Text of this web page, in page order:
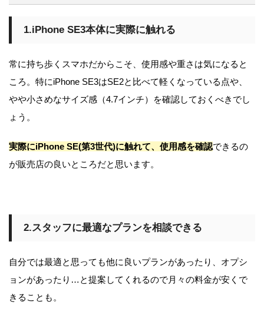
1.iPhone SE3本体に実際に触れる
常に持ち歩くスマホだからこそ、使用感や重さは気になると
ころ。特にiPhone SE3はSE2と比べて軽くなっている点や、
やや小さめなサイズ感（4.7インチ）を確認しておくべきでし
ょう。
実際にiPhone SE(第3世代)に触れて、使用感を確認できるの
が販売店の良いところだと思います。
2.スタッフに最適なプランを相談できる
自分では最適と思っても他に良いプランがあったり、オプシ
ョンがあったり…と提案してくれるので月々の料金が安くで
きることも。